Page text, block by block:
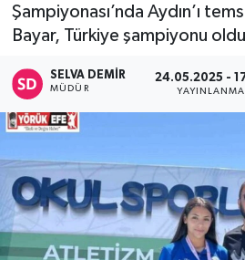
Şampiyonası’nda Aydın’ı
Bayar, Türkiye şampiyonu
SELVA DEMIR
MÜDÜR
24.05.2025 -
YAYINLANMA
Haber Arşivi